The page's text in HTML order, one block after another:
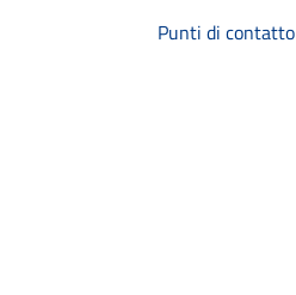
Punti di contatto